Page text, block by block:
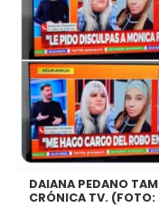
DAIANA PEDANO
CRÓNICA TV. (FOTO: